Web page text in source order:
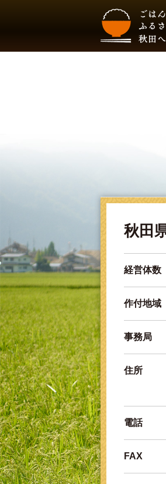
秋田
経営体数
作付地域
事務局
住所
電話
FAX